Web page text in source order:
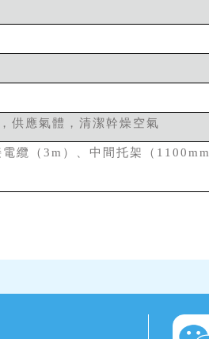
供應氣體，清潔幹燥空氣
電纜（3m ）、中間托架（ 1100mm